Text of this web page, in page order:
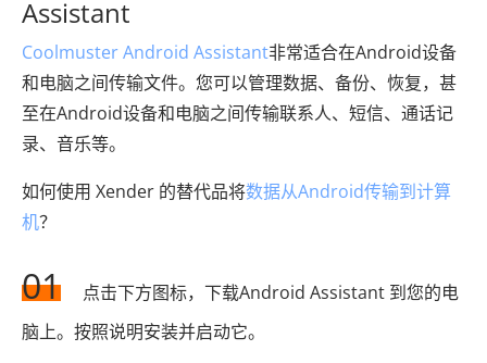
Assistant
Coolmuster Android Assistant非常适合在Android设备
和电脑之间传输文件。您可以管理数据、备份、恢复，甚
至在Android设备和电脑之间传输联系人、短信、通话记
录、音乐等。
如何使用 Xender 的替代品将数据从Android传输到计算
机？
01
点击下方图标，下载Android Assistant 到您的电
脑上。按照说明安装并启动它。